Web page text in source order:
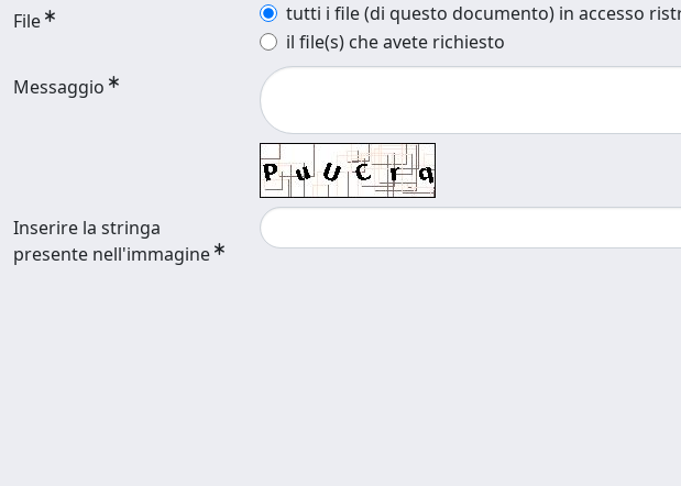
File
tutti i file (di questo documento) in accesso
il file(s) che avete richiesto
Messaggio
Inserire la stringa
presente nell'immagine